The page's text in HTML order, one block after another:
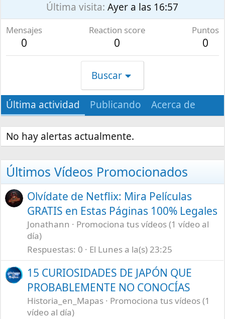
Última visita Ayer a las 16:57
Mensajes
0
Reaction score
0
Puntos
0
Buscar
Última actividad Publicando Acerca de
No hay alertas actualmente.
Últimos Vídeos Promocionados
Olvídate de Netflix: Mira Películas
GRATIS en Estas Páginas 100% Legales
Jonathann
Promociona tus vídeos (1 vídeo al
día)
Respuestas 0 El Lunes a la(s) 23:25
15 CURIOSIDADES DE JAPÓN QUE
PROBABLEMENTE NO CONOCÍAS
Historia_en_Mapas
Promociona tus vídeos (1
vídeo al día)